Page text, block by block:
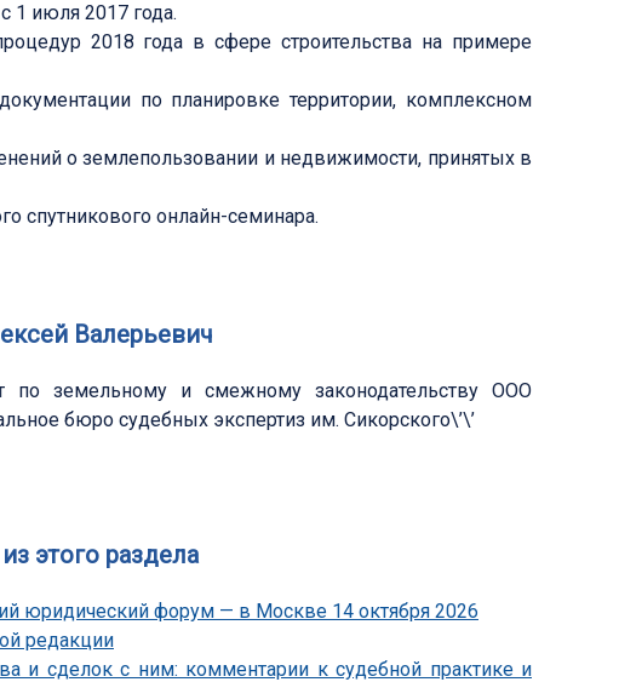
1 июля 2017 года.
2018 года в сфере строительства на примере
по планировке территории, комплексном
о землепользовании и недвижимости, принятых в
спутникового онлайн-семинара.
Валерьевич
по земельному и смежному законодательству ООО
бюро судебных экспертиз им. Сикорского\’\’
этого раздела
юридический форум — в Москве 14 октября 2026
редакции
и сделок с ним: комментарии к судебной практике и